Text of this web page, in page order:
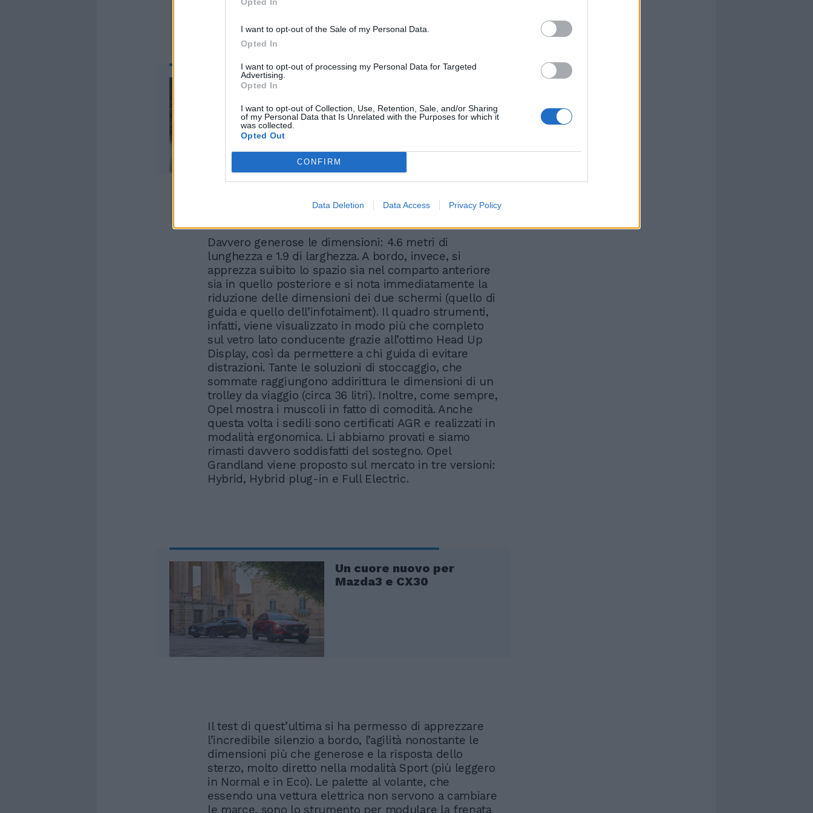
I want to opt-out of the Sale of my Personal Data.
Opted In
I want to opt-out of processing my Personal Data for Targeted
Advertising.
Opted In
I want to opt-out of Collection, Use, Retention, Sale, and/or Sharing
of my Personal Data that Is Unrelated with the Purposes for which it
was collected.
Opted Out
CONFIRM
Data Deletion Data Access Privacy Policy
Davvero generose le dimensioni: 4.6 metri di
lunghezza e 1.9 di larghezza. A bordo, invece, si
apprezza suibito lo spazio sia nel comparto anteriore
sia in quello posteriore e si nota immediatamente la
riduzione delle dimensioni dei due schermi (quello di
guida e quello dell’infotaiment). Il quadro strumenti,
infatti, viene visualizzato in modo più che completo
sul vetro lato conducente grazie all’ottimo Head Up
Display, così da permettere a chi guida di evitare
distrazioni. Tante le soluzioni di stoccaggio, che
sommate raggiungono addirittura le dimensioni di un
trolley da viaggio (circa 36 litri). Inoltre, come sempre,
Opel mostra i muscoli in fatto di comodità. Anche
questa volta i sedili sono certificati AGR e realizzati in
modalità ergonomica. Li abbiamo provati e siamo
rimasti davvero soddisfatti del sostegno. Opel
Grandland viene proposto sul mercato in tre versioni:
Hybrid, Hybrid plug-in e Full Electric.
Un cuore nuovo per
Mazda3 e CX30
Il test di quest’ultima si ha permesso di apprezzare
l’incredibile silenzio a bordo, l’agilità nonostante le
dimensioni più che generose e la risposta dello
sterzo, molto diretto nella modalità Sport (più leggero
in Normal e in Eco). Le palette al volante, che
essendo una vettura elettrica non servono a cambiare
le marce, sono lo strumento per modulare la frenata